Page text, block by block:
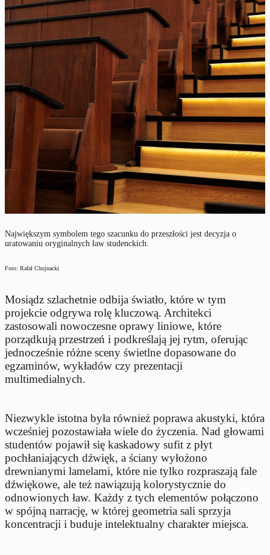
Największym symbolem tego szacunku do przeszłości jest decyzja o
uratowaniu oryginalnych ław studenckich.
Foto: Rafał Chojnacki
Mosiądz szlachetnie odbija światło, które w tym
projekcie odgrywa rolę kluczową. Architekci
zastosowali nowoczesne oprawy liniowe, które
porządkują przestrzeń i podkreślają jej rytm, oferując
jednocześnie różne sceny świetlne dopasowane do
egzaminów, wykładów czy prezentacji
multimedialnych.
Niezwykle istotna była również poprawa akustyki, która
wcześniej pozostawiała wiele do życzenia. Nad głowami
studentów pojawił się kaskadowy sufit z płyt
pochłaniających dźwięk, a ściany wyłożono
drewnianymi lamelami, które nie tylko rozpraszają fale
dźwiękowe, ale też nawiązują kolorystycznie do
odnowionych ław. Każdy z tych elementów połączono
w spójną narrację, w której geometria sali sprzyja
koncentracji i buduje intelektualny charakter miejsca.